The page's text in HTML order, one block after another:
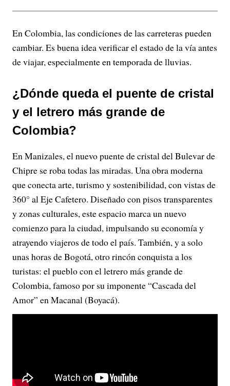
En Colombia, las condiciones de las carreteras pueden
cambiar. Es buena idea verificar el estado de la vía antes
de viajar, especialmente en temporada de lluvias.
¿Dónde queda el puente de cristal
y el letrero más grande de
Colombia?
En Manizales, el nuevo puente de cristal del Bulevar de
Chipre se roba todas las miradas. Una obra moderna
que conecta arte, turismo y sostenibilidad, con vistas de
360° al Eje Cafetero. Diseñado con pisos transparentes
y zonas culturales, este espacio marca un nuevo
comienzo para la ciudad, impulsando su economía y
atrayendo viajeros de todo el país. También, y a solo
unas horas de Bogotá, otro rincón conquista a los
turistas: el pueblo con el letrero más grande de
Colombia, famoso por su imponente “Cascada del
Amor” en Macanal (Boyacá).